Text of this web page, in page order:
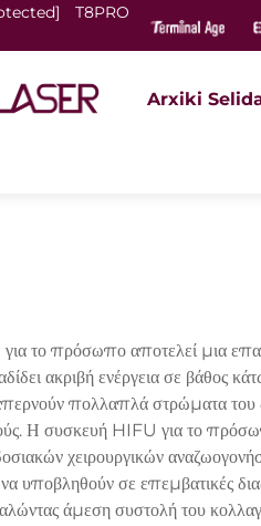
T8PRO
Arxiki
το πρόσωπο αποτελεί μια
ακριβή ενέργεια σε βάθος
πολλαπλά στρώματα του
Η συσκευή HIFU για το
χειρουργικών
να υποβληθούν σε επεμβατικές
άμεση συστολή του